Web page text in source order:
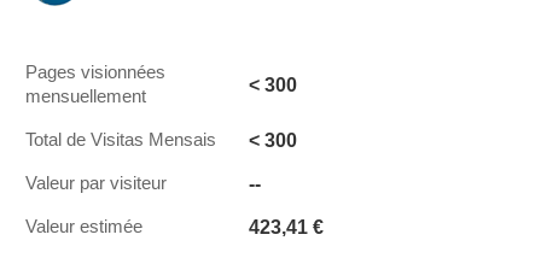
Pages visionnées
mensuellement
< 300
Total de Visitas Mensais < 300
Valeur par visiteur --
Valeur estimée 423,41 €